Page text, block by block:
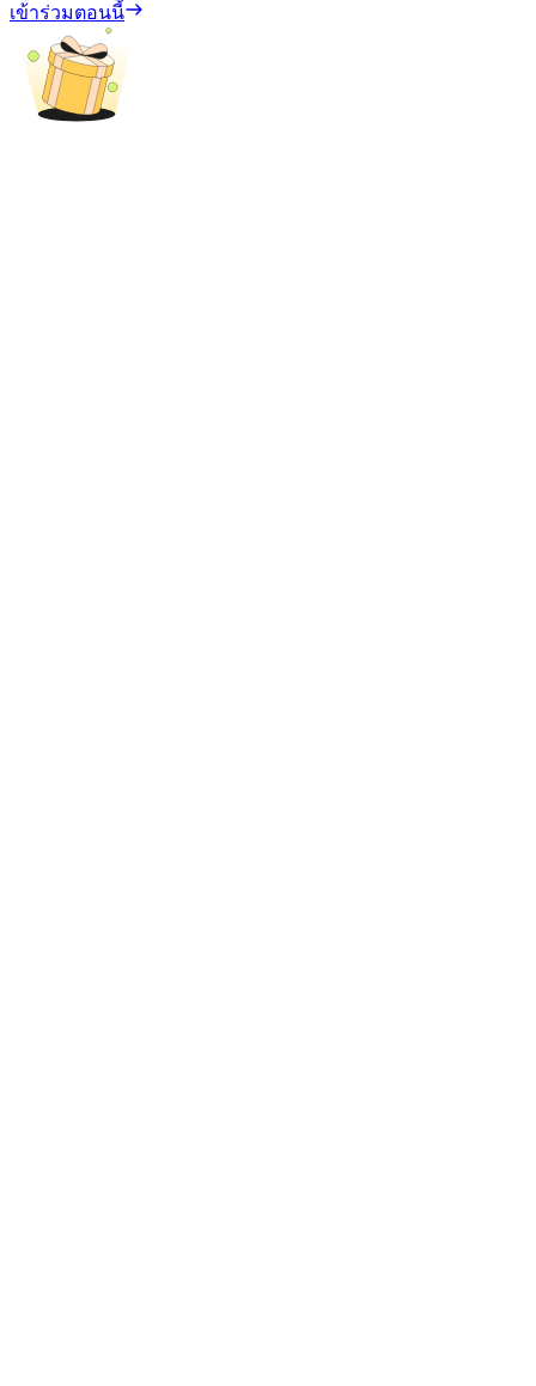
กิจกรรมเพิ่มเติม
รับรางวัลและสิทธิพิเศษสุดพิเศษ
เข้าร่วมตอนนี้